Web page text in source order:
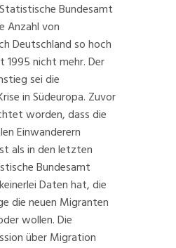
Bundesamt
Anzahl von
Deutschland so hoch
1995 nicht mehr. Der
sei die
in Südeuropa. Zuvor
worden, dass die
Einwanderern
als in den letzten
Bundesamt
Daten hat, die
die neuen Migranten
wollen. Die
über Migration